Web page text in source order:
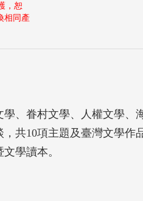
，恕
相同產
、眷村文學、人權文學、
共10項主題及臺灣文學作
學讀本。